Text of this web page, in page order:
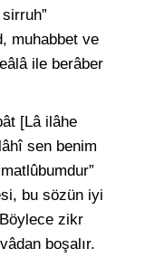
muhabbet ve
ile berâber
[Lâ ilâhe
sen benim
bu sözün iyi
zikr
boşalır.